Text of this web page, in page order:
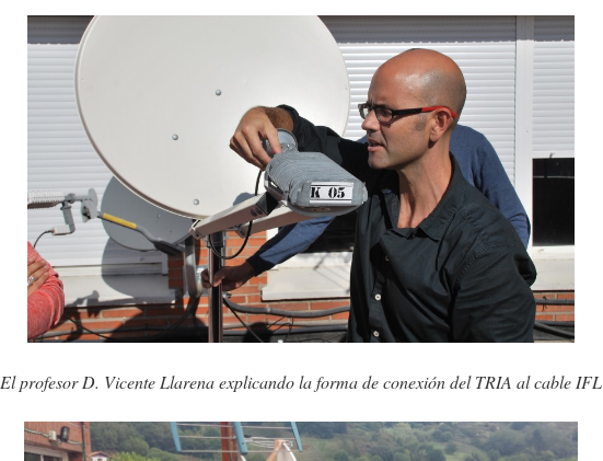
El profesor D. Vicente Llarena explicando la forma de conexión del TRIA al cable IFL